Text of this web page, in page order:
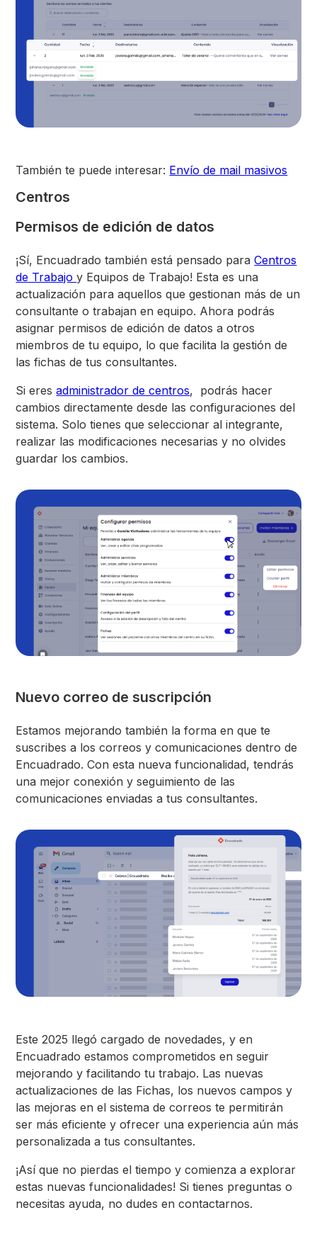
También te puede interesar: Envío de mail masivos
Centros
Permisos de edición de datos
¡Sí, Encuadrado también está pensado paraCentros
de Trabajoy Equipos de Trabajo! Esta es una
actualización para aquellos que gestionan más de un
consultante o trabajan en equipo. Ahora podrás
asignar permisos de edición de datos a otros
miembros de tu equipo, lo que facilita la gestión de
las fichas de tus consultantes.
Si eresadministrador de centros, podrás hacer
cambios directamente desde las configuraciones del
sistema. Solo tienes que seleccionar al integrante,
realizar las modificaciones necesarias y no olvides
guardar los cambios.
Nuevo correo de suscripción
Estamos mejorando también la forma en que te
suscribes a los correos y comunicaciones dentro de
Encuadrado. Con esta nueva funcionalidad, tendrás
una mejor conexión y seguimiento de las
comunicaciones enviadas a tus consultantes.
Este 2025 llegó cargado de novedades, y en
Encuadrado estamos comprometidos en seguir
mejorando y facilitando tu trabajo. Las nuevas
actualizaciones de las Fichas, los nuevos campos y
las mejoras en el sistema de correos te permitirán
ser más eficiente y ofrecer una experiencia aún más
personalizada a tus consultantes.
¡Así que no pierdas el tiempo y comienza a explorar
estas nuevas funcionalidades! Si tienes preguntas o
necesitas ayuda, no dudes en contactarnos.